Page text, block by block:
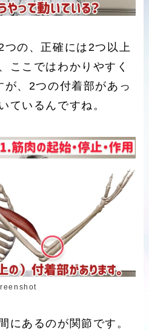
の、正確には2つ以上
ここではわかりやすく
、2つの付着部があっ
ているんですね。
あるのが関節です。